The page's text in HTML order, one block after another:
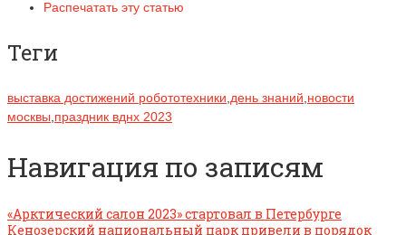
Распечатать эту статью
Теги
выставка достижений робототехники день знаний новости
москвы праздник вднх 2023
Навигация по записям
«Арктический салон 2023» стартовал в Петербурге
Кенозерский национальный парк привели в порядок